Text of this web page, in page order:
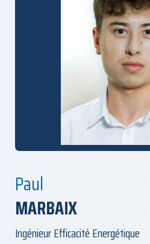
Paul
MARBAIX
Ingénieur Efficacité Energétique